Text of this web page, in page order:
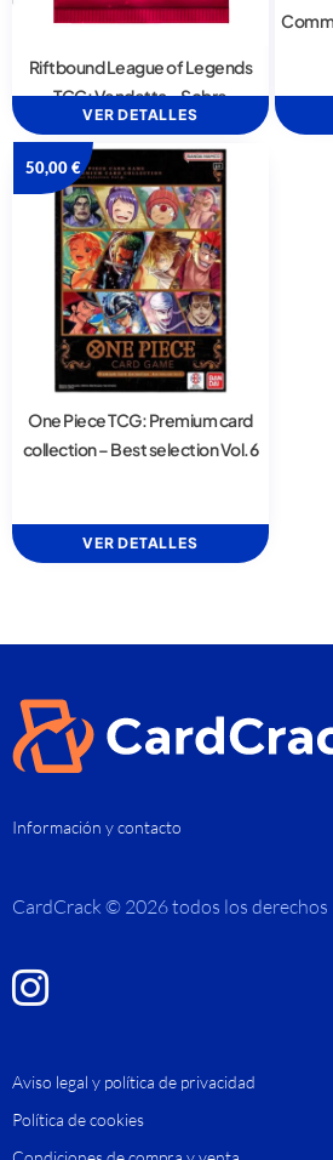
Riftbound League of Legends
TCG: Vendetta – Sobre
VER DETALLES
50,00€
One Piece TCG: Premium card
collection – Best selection Vol.6
VER DETALLES
Información y contacto
CardCrack © 2026 todos los derechos
Aviso legal y política de privacidad
Política de cookies